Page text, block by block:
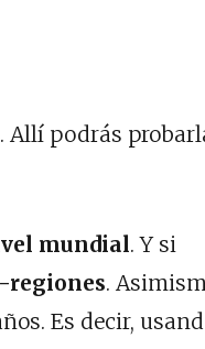
. Allí podrás
mundial. Y si
regiones.
Es decir,